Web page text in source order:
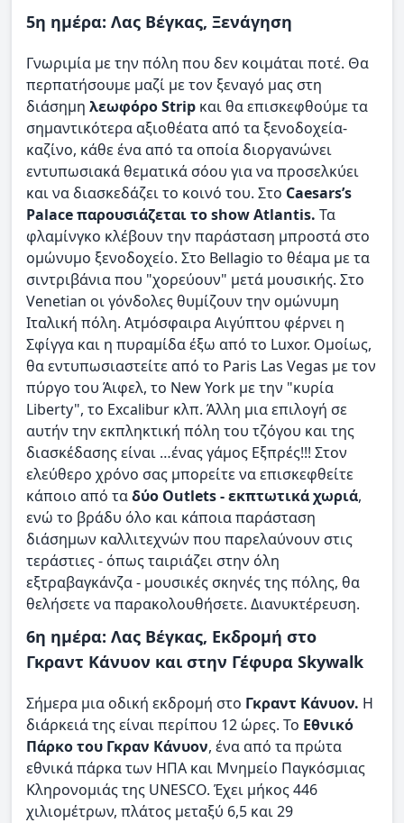
5η ημέρα: Λας Βέγκας, Ξενάγηση
Γνωριμία με την πόλη που δεν κοιμάται ποτέ. Θα
περπατήσουμε μαζί με τον ξεναγό μας στη
διάσημη λεωφόρο Strip και θα επισκεφθούμε τα
σημαντικότερα αξιοθέατα από τα ξενοδοχεία-
καζίνο, κάθε ένα από τα οποία διοργανώνει
εντυπωσιακά θεματικά σόου για να προσελκύει
και να διασκεδάζει το κοινό του. Στο Caesars’s
Palace παρουσιάζεται το show Atlantis. Τα
φλαμίνγκο κλέβουν την παράσταση μπροστά στο
ομώνυμο ξενοδοχείο. Στο Bellagio το θέαμα με τα
σιντριβάνια που "χορεύουν" μετά μουσικής. Στο
Venetian οι γόνδολες θυμίζουν την ομώνυμη
Ιταλική πόλη. Ατμόσφαιρα Αιγύπτου φέρνει η
Σφίγγα και η πυραμίδα έξω από το Luxor. Ομοίως,
θα εντυπωσιαστείτε από το Paris Las Vegas με τον
πύργο του Άιφελ, το New York με την "κυρία
Liberty", το Excalibur κλπ. Άλλη μια επιλογή σε
αυτήν την εκπληκτική πόλη του τζόγου και της
διασκέδασης είναι …ένας γάμος Εξπρές!!! Στον
ελεύθερο χρόνο σας μπορείτε να επισκεφθείτε
κάποιο από ταδύο Outlets - εκπτωτικά χωριά,
ενώ το βράδυ όλο και κάποια παράσταση
διάσημων καλλιτεχνών που παρελαύνουν στις
τεράστιες - όπως ταιριάζει στην όλη
εξτραβαγκάνζα - μουσικές σκηνές της πόλης, θα
θελήσετε να παρακολουθήσετε. Διανυκτέρευση.
6η ημέρα: Λας Βέγκας, Εκδρομή στο
Γκραντ Κάνυον και στην Γέφυρα Skywalk
Σήμερα μια οδική εκδρομή στο Γκραντ Κάνυον. Η
διάρκειά της είναι περίπου 12 ώρες. Το Εθνικό
Πάρκο του Γκραν Κάνυον, ένα από τα πρώτα
εθνικά πάρκα των ΗΠΑ και Μνημείο Παγκόσμιας
Κληρονομιάς της UNESCO. Έχει μήκος 446
χιλιομέτρων, πλάτος μεταξύ 6,5 και 29